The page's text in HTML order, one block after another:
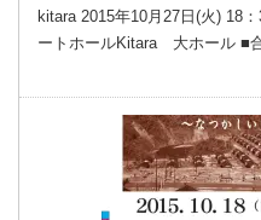
kitara 2015年10月27日(火) 18
ートホールKitara 大ホール ■